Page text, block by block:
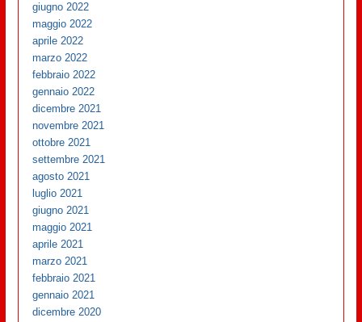
giugno 2022
maggio 2022
aprile 2022
marzo 2022
febbraio 2022
gennaio 2022
dicembre 2021
novembre 2021
ottobre 2021
settembre 2021
agosto 2021
luglio 2021
giugno 2021
maggio 2021
aprile 2021
marzo 2021
febbraio 2021
gennaio 2021
dicembre 2020